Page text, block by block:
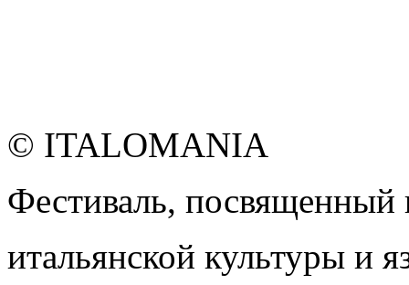
© ITALOMANIA
Фестиваль,
итальянской культуры и